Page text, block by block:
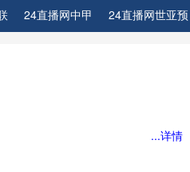
24直播网中甲 24直播网世亚预
...详情